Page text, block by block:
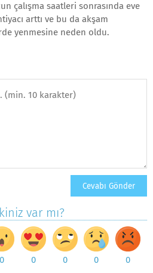
çalışma saatleri sonrasında eve
arttı ve bu da akşam
yenmesine neden oldu.
var mı?
0 0 0 0 0